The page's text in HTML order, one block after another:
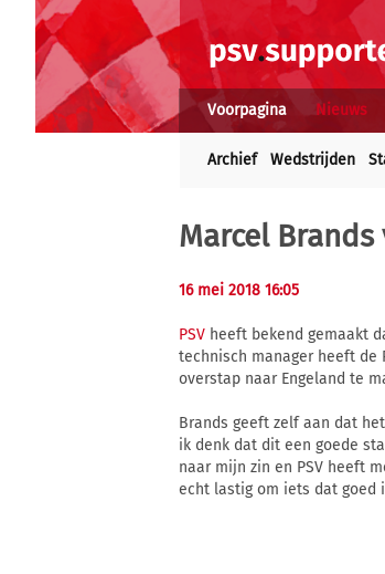
Voorpagina Nieuws
Archief Wedstrijden
Marcel
16 mei 2018 16:05
PSV heeft bekend gemaakt
technisch manager heeft de
overstap naar Engeland te
Brands geeft zelf aan dat
ik denk dat dit een goede
naar mijn zin en PSV heeft
echt lastig om iets dat goed